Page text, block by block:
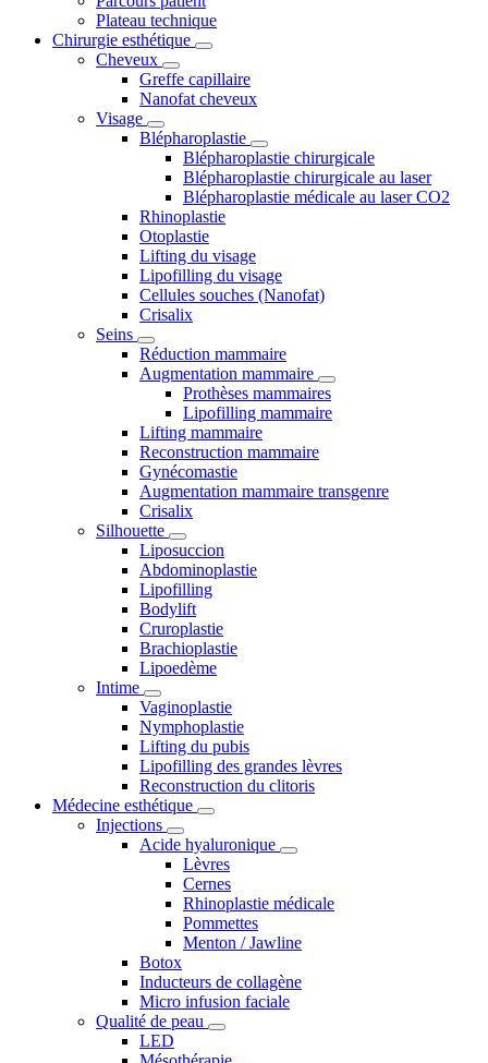
Plateau technique
Chirurgie esthétique
Cheveux
Greffe capillaire
Nanofat cheveux
Visage
Blépharoplastie
Blépharoplastie chirurgicale
Blépharoplastie chirurgicale au laser
Blépharoplastie médicale au laser CO2
Rhinoplastie
Otoplastie
Lifting du visage
Lipofilling du visage
Cellules souches (Nanofat)
Crisalix
Seins
Réduction mammaire
Augmentation mammaire
Prothèses mammaires
Lipofilling mammaire
Lifting mammaire
Reconstruction mammaire
Gynécomastie
Augmentation mammaire transgenre
Crisalix
Silhouette
Liposuccion
Abdominoplastie
Lipofilling
Bodylift
Cruroplastie
Brachioplastie
Lipoedème
Intime
Vaginoplastie
Nymphoplastie
Lifting du pubis
Lipofilling des grandes lèvres
Reconstruction du clitoris
Médecine esthétique
Injections
Acide hyaluronique
Lèvres
Cernes
Rhinoplastie médicale
Pommettes
Menton / Jawline
Botox
Inducteurs de collagène
Micro infusion faciale
Qualité de peau
LED